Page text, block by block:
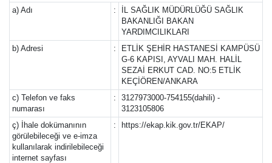
a) Adı
:
İL SAĞLIK MÜDÜRLÜĞÜ SAĞLIK
BAKANLIĞI BAKAN
YARDIMCILIKLARI
b) Adresi
:
ETLİK ŞEHİR HASTANESİ KAMPÜSÜ
G-6 KAPISI, AYVALI MAH. HALİL
SEZAİ ERKUT CAD. NO:5 ETLİK
KEÇİÖREN/ANKARA
c) Telefon ve faks
numarası
:
3127973000-754155(dahili) -
3123105806
ç) İhale dokümanının
görülebileceği ve e-imza
kullanılarak indirilebileceği
internet sayfası
: https://ekap.kik.gov.tr/EKAP/